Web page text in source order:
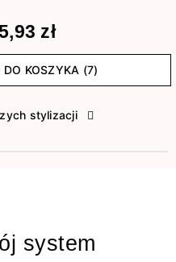
zł
KOSZYKA (7)
stylizacji
system